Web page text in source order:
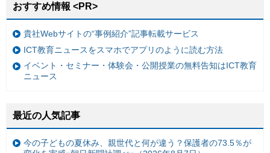
おすすめ情報 <PR>
貴社Webサイトの“事例紹介”記事転載サービス
ICT教育ニュースをスマホでアプリのように読む方法
イベント・セミナー・体験会・公開授業の無料告知はICT教育
ニュース
最近の人気記事
今の子どもの夏休み、親世代と何が違う？保護者の73.5％が